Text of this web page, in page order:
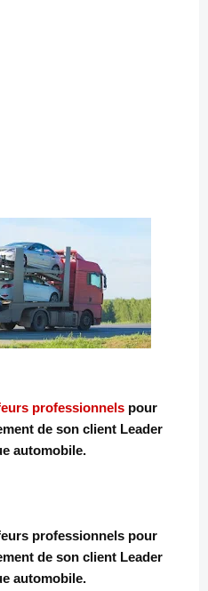
professionnels pour
de son client Leader
automobile.
professionnels pour
de son client Leader
automobile.